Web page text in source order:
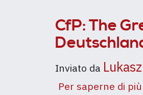
CfP: The
Inviato da
Per saperne di